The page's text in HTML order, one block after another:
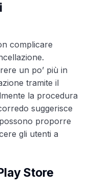
complicare
un po’ più in
tramite il
la procedura
suggerisce
proporre
gli utenti a
Store